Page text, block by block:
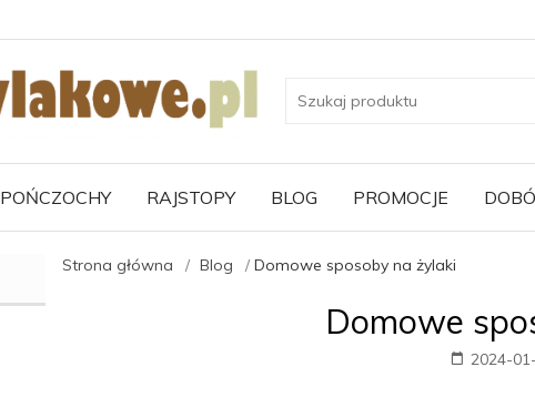
POŃCZOCHY RAJSTOPY BLOG PROMOCJE
Strona główna Blog Domowe sposoby na żylaki
Domowe
2024-